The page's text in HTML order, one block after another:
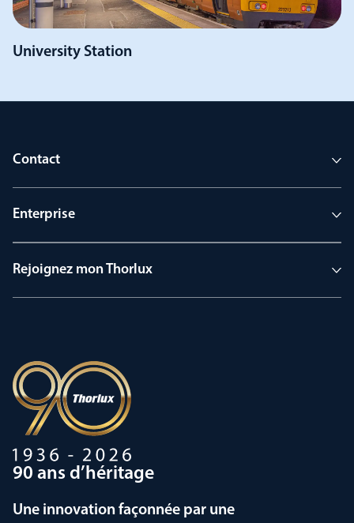
University Station
Contact
Enterprise
Rejoignez mon Thorlux
90 ans d’héritage
Une innovation façonnée par une